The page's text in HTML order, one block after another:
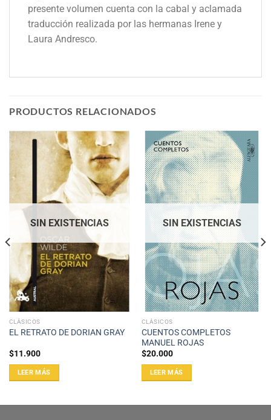
presente volumen cuenta con la cabal y aclamada
traducción realizada por las hermanas Irene y
Laura Andresco.
PRODUCTOS RELACIONADOS
SIN EXISTENCIAS
CLÁSICOS
EL RETRATO DE DORIAN GRAY
$11.900
LEER MÁS
SIN EXISTENCIAS
CLÁSICOS
CUENTOS COMPLETOS
MANUEL ROJAS
$20.000
LEER MÁS